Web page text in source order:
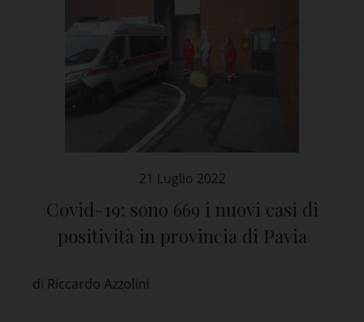
21 Luglio 2022
Covid-19: sono 669 i nuovi casi di
positività in provincia di Pavia
di Riccardo Azzolini